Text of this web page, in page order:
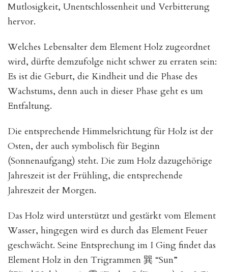
Mutlosigkeit, Unentschlossenheit und Verbitterung
hervor.
Welches Lebensalter dem Element Holz zugeordnet
wird, dürfte demzufolge nicht schwer zu erraten sein:
Es ist die Geburt, die Kindheit und die Phase des
Wachstums, denn auch in dieser Phase geht es um
Entfaltung.
Die entsprechende Himmelsrichtung für Holz ist der
Osten, der auch symbolisch für Beginn
(Sonnenaufgang) steht. Die zum Holz dazugehörige
Jahreszeit ist der Frühling, die entsprechende
Jahreszeit der Morgen.
Das Holz wird unterstützt und gestärkt vom Element
Wasser, hingegen wird es durch das Element Feuer
geschwächt. Seine Entsprechung im I Ging findet das
Element Holz in den Trigrammen 巽 “Sun”